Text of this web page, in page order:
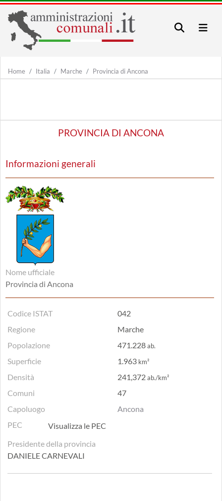
Home Italia Marche Provincia di Ancona
PROVINCIA DI ANCONA
Informazioni generali
Nome ufficiale
Provincia di Ancona
Codice ISTAT
042
Regione
Marche
Popolazione
471.228ab.
Superficie 1.963 km²
Densità 241,372ab./km²
Comuni
47
Capoluogo
Ancona
PEC
Visualizza le PEC
Presidente della provincia
DANIELE CARNEVALI